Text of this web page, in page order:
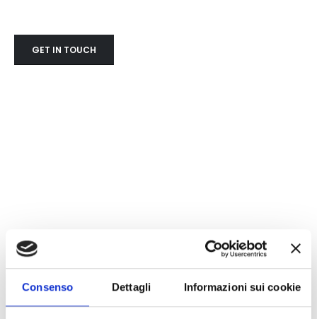
Consenso Dettagli Informazioni sui cookie
GET IN TOUCH